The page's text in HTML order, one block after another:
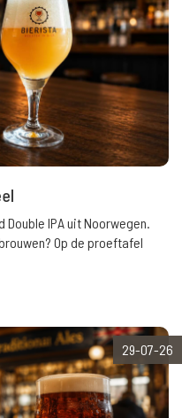
IPA uit Noorwegen.
Op de proeftafel
29-07-26